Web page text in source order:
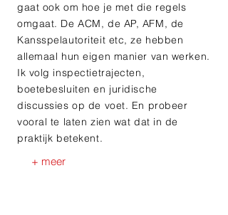
gaat ook om hoe je met die regels
omgaat. De ACM, de AP, AFM, de
Kansspelautoriteit etc, ze hebben
allemaal hun eigen manier van werken.
Ik volg inspectietrajecten,
boetebesluiten en juridische
discussies op de voet. En probeer
vooral te laten zien wat dat in de
praktijk betekent.
+ meer